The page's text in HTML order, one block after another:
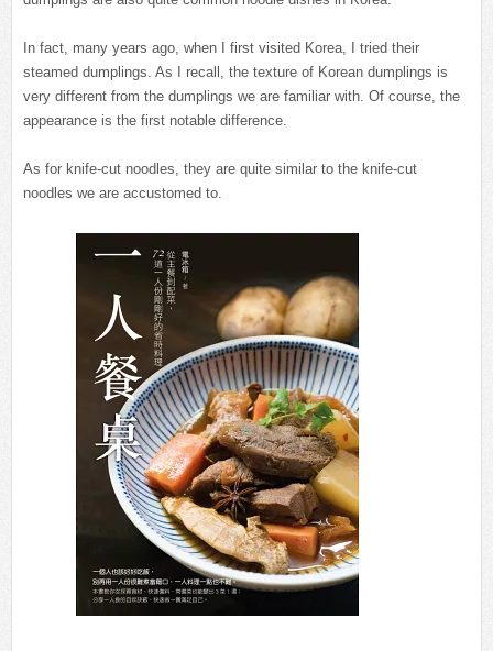
In fact, many years ago, when I first visited Korea, I tried their
steamed dumplings. As I recall, the texture of Korean dumplings is
very different from the dumplings we are familiar with. Of course, the
appearance is the first notable difference.
As for knife-cut noodles, they are quite similar to the knife-cut
noodles we are accustomed to.